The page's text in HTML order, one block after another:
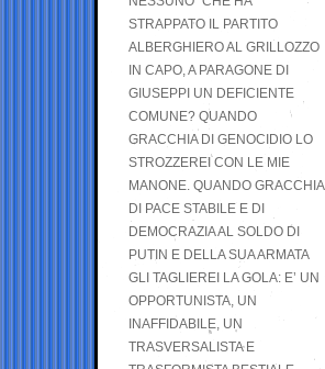
STRAPPATO IL PARTITO
ALBERGHIERO AL GRILLOZZO
IN CAPO, A PARAGONE DI
GIUSEPPI UN DEFICIENTE
COMUNE? QUANDO
GRACCHIA DI GENOCIDIO LO
STROZZEREI CON LE MIE
MANONE. QUANDO GRACCHIA
DI PACE STABILE E DI
DEMOCRAZIA AL SOLDO DI
PUTIN E DELLA SUA ARMATA
GLI TAGLIEREI LA GOLA: E’ UN
OPPORTUNISTA, UN
INAFFIDABILE, UN
TRASVERSALISTA E